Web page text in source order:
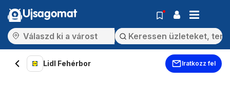
Ujsagomat
Lidl Fehérbor Iratkozz fel